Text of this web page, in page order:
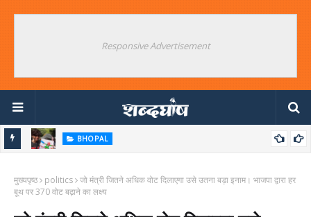
Responsive Advertisement
BHOPAL
मुख्यपृष्ठ politics जो मंत्री जितने अधिक वोट दिलाएगा उसे उतना बड़ा इनाम। भाजपा द्वारा हर
बूथ पर 370 वोट बढ़ाने का लक्ष्य